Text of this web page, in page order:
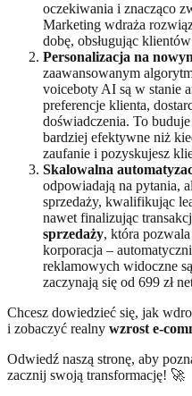
oczekiwania i znacząco
Marketing wdraża
dobę, obsługując
Personalizacja na
zaawansowanym
voiceboty AI są w stanie
preferencje klienta,
doświadczenia. To
bardziej efektywne niż
zaufanie i pozyskujesz
Skalowalna
odpowiadają na pytania,
sprzedaży, kwalifikując
nawet finalizując
sprzedaży, która
korporacja –
reklamowych widoczne
zaczynają się od 699 zł
Chcesz dowiedzieć się, jak
i zobaczyć realny wzrost e-
Odwiedź naszą stronę, aby
zacznij swoją transformację! 🚀